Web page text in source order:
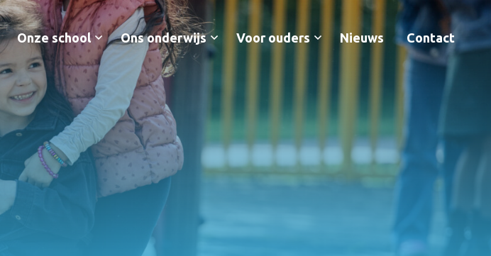
Onze school Ons onderwijs Voor ouders Nieuws Contact